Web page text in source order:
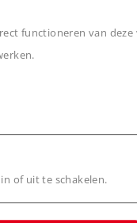
functioneren van
of uit te schakelen.